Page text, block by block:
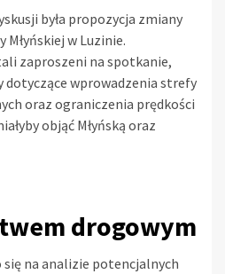
była propozycja zmiany
w Luzinie.
zaproszeni na spotkanie,
wprowadzenia strefy
oraz ograniczenia prędkości
objąć Młyńską oraz
drogowym
się na analizie potencjalnych